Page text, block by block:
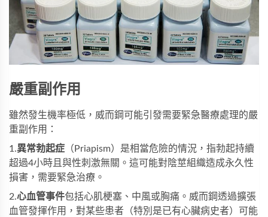
嚴重副作用
雖然發生機率極低，威而鋼可能引發需要緊急醫療處理的嚴
重副作用：
1.異常勃起症 （Priapism）是相當危險的情況，指勃起持續
超過4小時且與性刺激無關。這可能對陰莖組織造成永久性
損害，需要緊急治療。
2.心血管事件包括心肌梗塞、中風或胸痛。威而鋼透過擴張
血管發揮作用，對某些患者（特別是已有心臟病史者）可能